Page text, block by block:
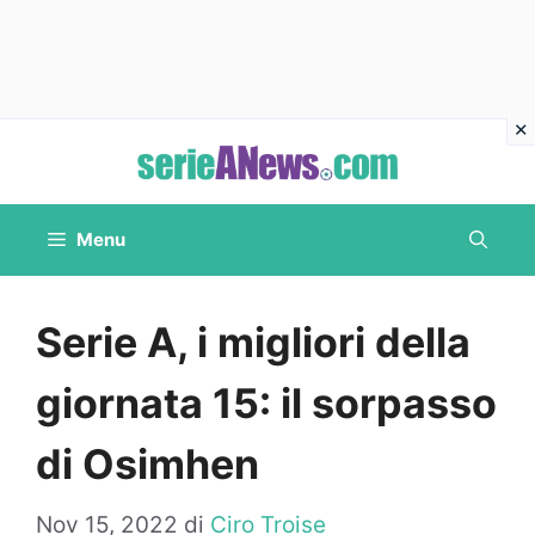
contenuto
Menu
Serie A, i migliori della
giornata 15: il sorpasso
di Osimhen
Nov 15, 2022 di Ciro Troise